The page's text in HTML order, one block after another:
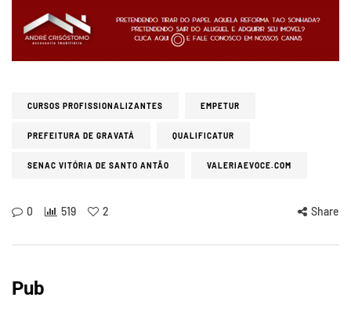
CURSOS PROFISSIONALIZANTES EMPETUR
PREFEITURA DE GRAVATÁ QUALIFICATUR
SENAC VITÓRIA DE SANTO ANTÃO VALERIAEVOCE.COM
0 519 2 Share
Pub